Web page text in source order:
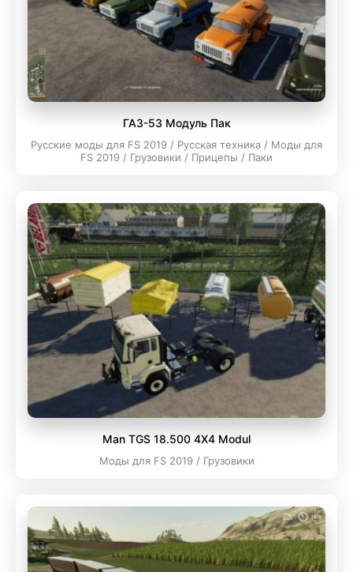
ГАЗ-53 Модуль Пак
Русские моды для FS 2019 / Русская техника / Моды для
FS 2019 / Грузовики / Прицепы / Паки
Man TGS 18.500 4X4 Modul
Моды для FS 2019 / Грузовики